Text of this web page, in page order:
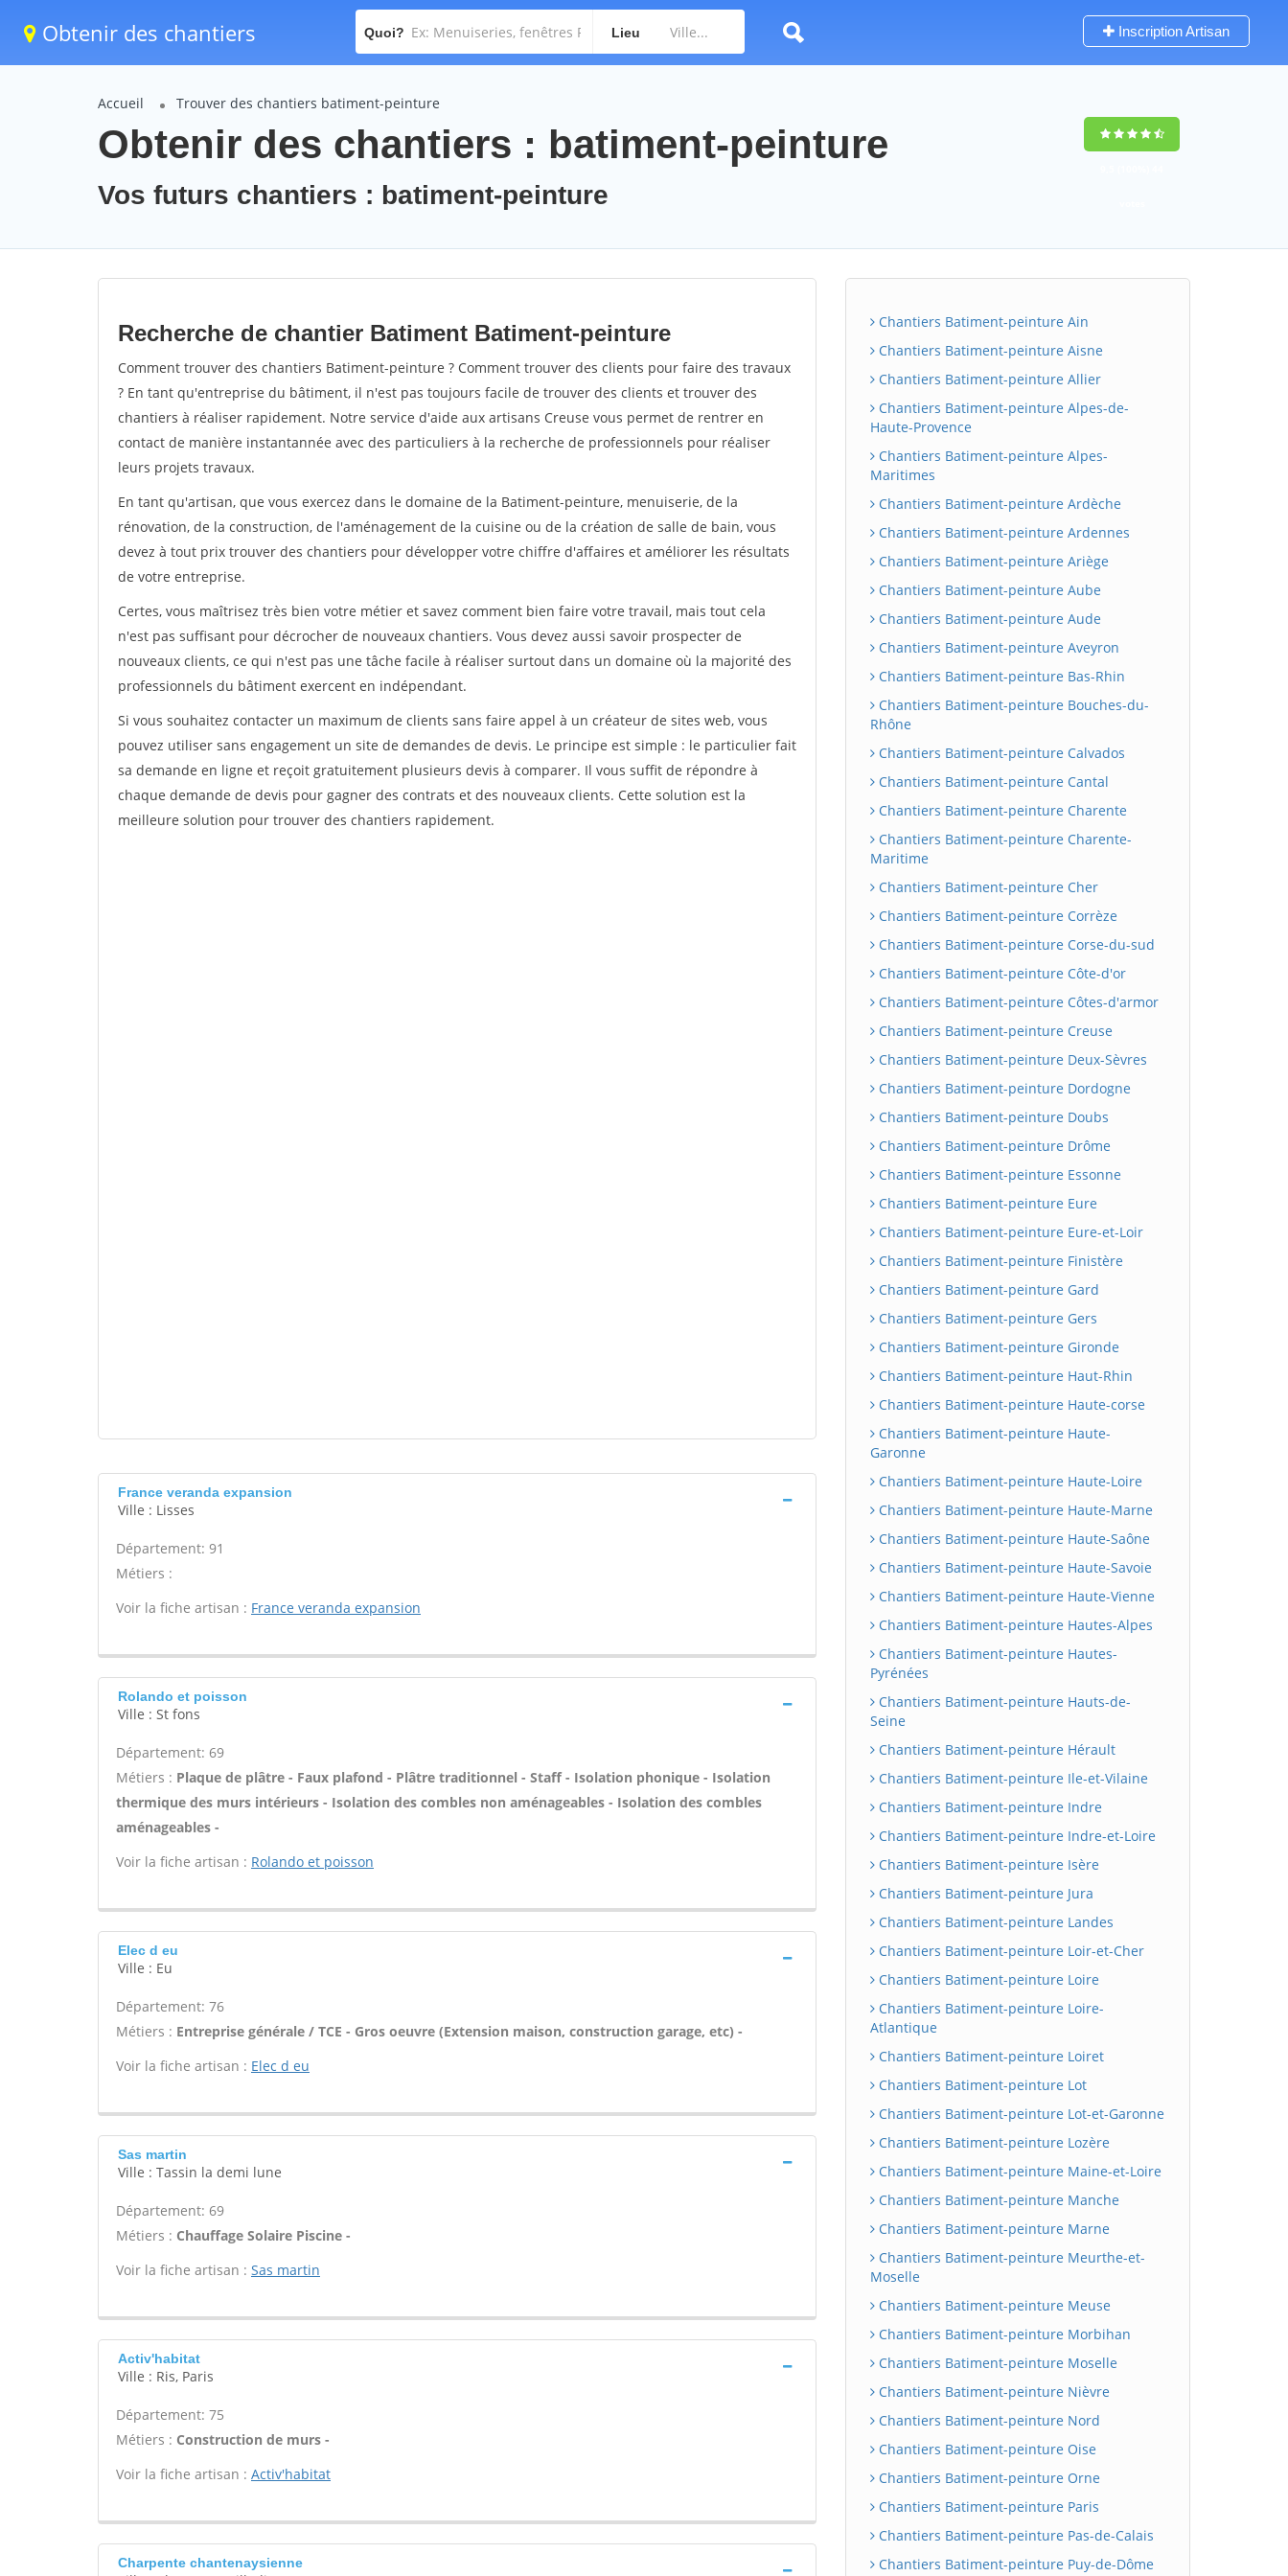
Obtenir des chantiers Quoi? Lieu Inscription Artisan
Accueil Trouver des chantiers batiment-peinture
Obtenir des chantiers : batiment-peinture
Vos futurs chantiers : batiment-peinture
Recherche de chantier Batiment Batiment-peinture
Comment trouver des chantiers Batiment-peinture ? Comment trouver des clients pour faire des travaux
? En tant qu'entreprise du bâtiment, il n'est pas toujours facile de trouver des clients et trouver des
chantiers à réaliser rapidement. Notre service d'aide aux artisans Creuse vous permet de rentrer en
contact de manière instantannée avec des particuliers à la recherche de professionnels pour réaliser
leurs projets travaux.
En tant qu'artisan, que vous exercez dans le domaine de la Batiment-peinture, menuiserie, de la
rénovation, de la construction, de l'aménagement de la cuisine ou de la création de salle de bain, vous
devez à tout prix trouver des chantiers pour développer votre chiffre d'affaires et améliorer les résultats
de votre entreprise.
Certes, vous maîtrisez très bien votre métier et savez comment bien faire votre travail, mais tout cela
n'est pas suffisant pour décrocher de nouveaux chantiers. Vous devez aussi savoir prospecter de
nouveaux clients, ce qui n'est pas une tâche facile à réaliser surtout dans un domaine où la majorité des
professionnels du bâtiment exercent en indépendant.
Si vous souhaitez contacter un maximum de clients sans faire appel à un créateur de sites web, vous
pouvez utiliser sans engagement un site de demandes de devis. Le principe est simple : le particulier fait
sa demande en ligne et reçoit gratuitement plusieurs devis à comparer. Il vous suffit de répondre à
chaque demande de devis pour gagner des contrats et des nouveaux clients. Cette solution est la
meilleure solution pour trouver des chantiers rapidement.
France veranda expansion
Ville : Lisses
Département: 91
Métiers :
Voir la fiche artisan : France veranda expansion
Rolando et poisson
Ville : St fons
Département: 69
Métiers : Plaque de plâtre - Faux plafond - Plâtre traditionnel - Staff - Isolation phonique - Isolation
thermique des murs intérieurs - Isolation des combles non aménageables - Isolation des combles
aménageables -
Voir la fiche artisan : Rolando et poisson
Elec d eu
Ville : Eu
Département: 76
Métiers : Entreprise générale / TCE - Gros oeuvre (Extension maison, construction garage, etc) -
Voir la fiche artisan : Elec d eu
Sas martin
Ville : Tassin la demi lune
Département: 69
Métiers : Chauffage Solaire Piscine -
Voir la fiche artisan : Sas martin
Activ'habitat
Ville : Ris, Paris
Département: 75
Métiers : Construction de murs -
Voir la fiche artisan : Activ'habitat
Charpente chantenaysienne
Chantiers Batiment-peinture Ain
Chantiers Batiment-peinture Aisne
Chantiers Batiment-peinture Allier
Chantiers Batiment-peinture Alpes-de-
Haute-Provence
Chantiers Batiment-peinture Alpes-
Maritimes
Chantiers Batiment-peinture Ardèche
Chantiers Batiment-peinture Ardennes
Chantiers Batiment-peinture Ariège
Chantiers Batiment-peinture Aube
Chantiers Batiment-peinture Aude
Chantiers Batiment-peinture Aveyron
Chantiers Batiment-peinture Bas-Rhin
Chantiers Batiment-peinture Bouches-du-
Rhône
Chantiers Batiment-peinture Calvados
Chantiers Batiment-peinture Cantal
Chantiers Batiment-peinture Charente
Chantiers Batiment-peinture Charente-
Maritime
Chantiers Batiment-peinture Cher
Chantiers Batiment-peinture Corrèze
Chantiers Batiment-peinture Corse-du-sud
Chantiers Batiment-peinture Côte-d'or
Chantiers Batiment-peinture Côtes-d'armor
Chantiers Batiment-peinture Creuse
Chantiers Batiment-peinture Deux-Sèvres
Chantiers Batiment-peinture Dordogne
Chantiers Batiment-peinture Doubs
Chantiers Batiment-peinture Drôme
Chantiers Batiment-peinture Essonne
Chantiers Batiment-peinture Eure
Chantiers Batiment-peinture Eure-et-Loir
Chantiers Batiment-peinture Finistère
Chantiers Batiment-peinture Gard
Chantiers Batiment-peinture Gers
Chantiers Batiment-peinture Gironde
Chantiers Batiment-peinture Haut-Rhin
Chantiers Batiment-peinture Haute-corse
Chantiers Batiment-peinture Haute-
Garonne
Chantiers Batiment-peinture Haute-Loire
Chantiers Batiment-peinture Haute-Marne
Chantiers Batiment-peinture Haute-Saône
Chantiers Batiment-peinture Haute-Savoie
Chantiers Batiment-peinture Haute-Vienne
Chantiers Batiment-peinture Hautes-Alpes
Chantiers Batiment-peinture Hautes-
Pyrénées
Chantiers Batiment-peinture Hauts-de-
Seine
Chantiers Batiment-peinture Hérault
Chantiers Batiment-peinture Ile-et-Vilaine
Chantiers Batiment-peinture Indre
Chantiers Batiment-peinture Indre-et-Loire
Chantiers Batiment-peinture Isère
Chantiers Batiment-peinture Jura
Chantiers Batiment-peinture Landes
Chantiers Batiment-peinture Loir-et-Cher
Chantiers Batiment-peinture Loire
Chantiers Batiment-peinture Loire-
Atlantique
Chantiers Batiment-peinture Loiret
Chantiers Batiment-peinture Lot
Chantiers Batiment-peinture Lot-et-Garonne
Chantiers Batiment-peinture Lozère
Chantiers Batiment-peinture Maine-et-Loire
Chantiers Batiment-peinture Manche
Chantiers Batiment-peinture Marne
Chantiers Batiment-peinture Meurthe-et-
Moselle
Chantiers Batiment-peinture Meuse
Chantiers Batiment-peinture Morbihan
Chantiers Batiment-peinture Moselle
Chantiers Batiment-peinture Nièvre
Chantiers Batiment-peinture Nord
Chantiers Batiment-peinture Oise
Chantiers Batiment-peinture Orne
Chantiers Batiment-peinture Paris
Chantiers Batiment-peinture Pas-de-Calais
Chantiers Batiment-peinture Puy-de-Dôme